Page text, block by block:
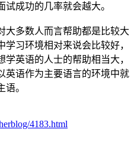
成功的几率就会越大。
大多数人而言帮助都是比较大
习环境相对来说会比较好，
英语的人士的帮助相当大，
英语作为主要语言的环境中就
。
4183.html